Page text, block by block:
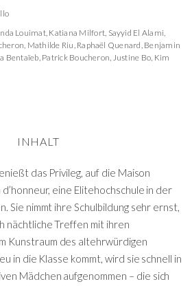
Louimat, Katiana Milfort, Sayyid El Alami,
, Mathilde Riu, Raphaël Quenard, Benjamin
Bentaïeb, Patrick Boucheron, Justine Bo, Kim
INHALT
das Privileg, auf die Maison
eine Elitehochschule in der
Sie nimmt ihre Schulbildung sehr ernst,
nächtliche Treffen mit ihren
Kunstraum des altehrwürdigen
in die Klasse kommt, wird sie schnell in
Mädchen aufgenommen – die sich